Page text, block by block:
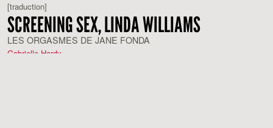
[traduction]
SCREENING SEX, LINDA WILLIAMS
LES ORGASMES DE JANE FONDA
Gabrielle Hardy